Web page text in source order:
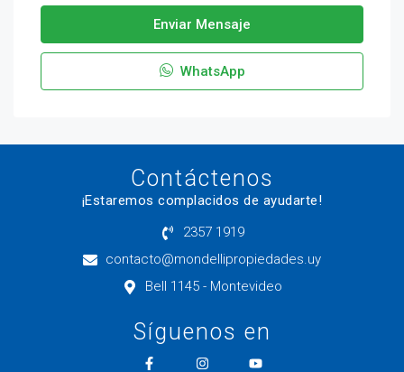
Enviar Mensaje
WhatsApp
Contáctenos
¡Estaremos complacidos de ayudarte!
2357 1919
contacto@mondellipropiedades.uy
Bell 1145 - Montevideo
Síguenos en